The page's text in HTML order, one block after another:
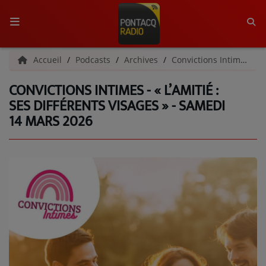
ACCUEIL
RADIO
QUI SOMMES-NOUS ?
L'ÉQUIPE
C'ÉTAIT QUOI CE TITRE ?
PODCASTS - SAISON 2026/2027
Accueil Podcasts Archives Convictions Intimes | Archives
CONVICTIONS INTIMES - « L’AMITIÉ :
SES DIFFÉRENTS VISAGES » - SAMEDI
14 MARS 2026